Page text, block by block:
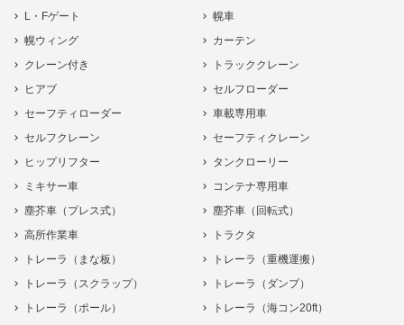
L・Fゲート
幌車
幌ウィング
カーテン
クレーン付き
トラッククレーン
ヒアブ
セルフローダー
セーフティローダー
車載専用車
セルフクレーン
セーフティクレーン
ヒップリフター
タンクローリー
ミキサー車
コンテナ専用車
塵芥車（プレス式）
塵芥車（回転式）
高所作業車
トラクタ
トレーラ（まな板）
トレーラ（重機運搬）
トレーラ（スクラップ）
トレーラ（ダンプ）
トレーラ（ポール）
トレーラ（海コン20ft）